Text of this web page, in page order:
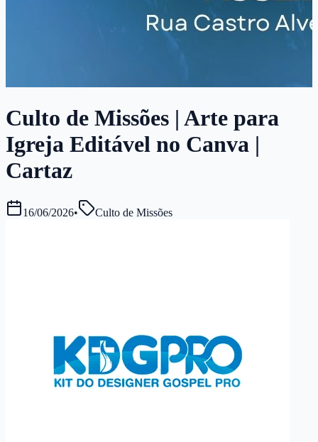
Culto de Missões | Arte para
Igreja Editável no Canva |
Cartaz
16/06/2026• Culto de Missões